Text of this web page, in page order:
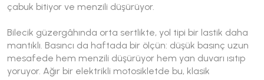
çabuk bitiyor ve menzili düşürüyor.
Bilecik güzergâhında orta sertlikte, yol tipi bir lastik daha
mantıklı. Basıncı da haftada bir ölçün: düşük basınç uzun
mesafede hem menzili düşürüyor hem yan duvarı ısıtıp
yoruyor. Ağır bir elektrikli motosikletde bu, klasik